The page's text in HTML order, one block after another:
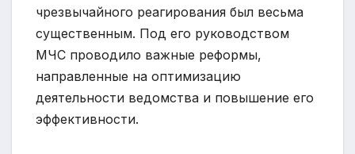
чрезвычайного реагирования был весьма
существенным. Под его руководством
МЧС проводило важные реформы,
направленные на оптимизацию
деятельности ведомства и повышение его
эффективности.